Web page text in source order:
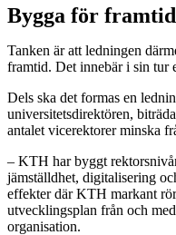
Bygga för
Tanken är att ledningen
framtid. Det innebär i sin tur
Dels ska det formas en
universitetsdirektören,
antalet vicerektorer minska
– KTH har byggt
jämställdhet, digitalisering
effekter där KTH markant
utvecklingsplan från och
organisation.